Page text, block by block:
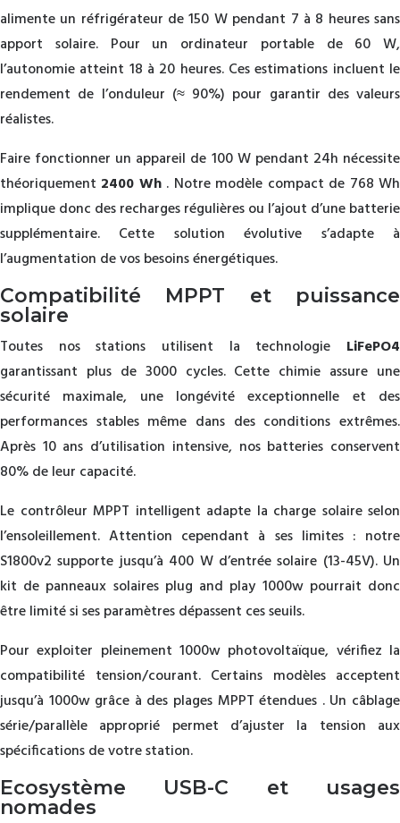
alimente un réfrigérateur de 150 W pendant 7 à 8 heures sans
apport solaire. Pour un ordinateur portable de 60 W,
l’autonomie atteint 18 à 20 heures. Ces estimations incluent le
rendement de l’onduleur (≈ 90%) pour garantir des valeurs
réalistes.
Faire fonctionner un appareil de 100 W pendant 24h nécessite
théoriquement 2400 Wh. Notre modèle compact de 768 Wh
implique donc des recharges régulières ou l’ajout d’une batterie
supplémentaire. Cette solution évolutive s’adapte à
l’augmentation de vos besoins énergétiques.
Compatibilité MPPT et puissance
solaire
Toutes nos stations utilisent la technologie LiFePO4
garantissant plus de 3000 cycles. Cette chimie assure une
sécurité maximale, une longévité exceptionnelle et des
performances stables même dans des conditions extrêmes.
Après 10 ans d’utilisation intensive, nos batteries conservent
80% de leur capacité.
Le contrôleur MPPT intelligent adapte la charge solaire selon
l’ensoleillement. Attention cependant à ses limites : notre
S1800v2 supporte jusqu’à 400 W d’entrée solaire (13-45V). Un
kit de panneaux solaires plug and play 1000w pourrait donc
être limité si ses paramètres dépassent ces seuils.
Pour exploiter pleinement 1000w photovoltaïque, vérifiez la
compatibilité tension/courant. Certains modèles acceptent
jusqu’à 1000w grâce à des plages MPPT étendues . Un câblage
série/parallèle approprié permet d’ajuster la tension aux
spécifications de votre station.
Ecosystème USB-C et usages
nomades